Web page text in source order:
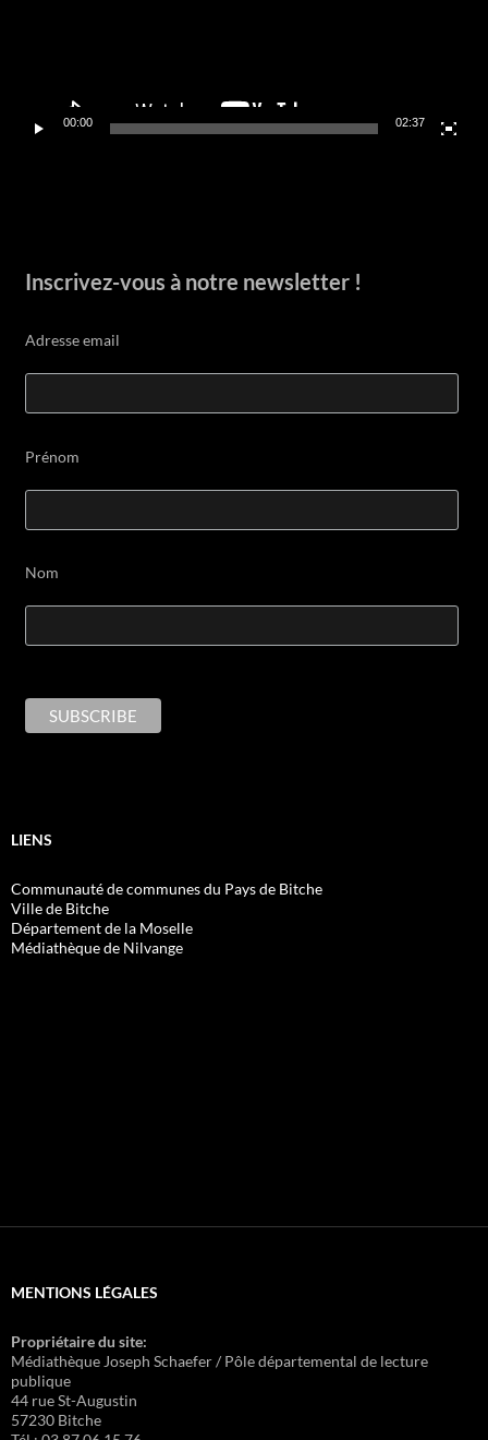
00:00 02:37
Inscrivez-vous à notre newsletter !
Adresse email
Prénom
Nom
LIENS
Communauté de communes du Pays de Bitche
Ville de Bitche
Département de la Moselle
Médiathèque de Nilvange
MENTIONS LÉGALES
Propriétaire du site:
Médiathèque Joseph Schaefer / Pôle départemental de lecture
publique
44 rue St-Augustin
57230 Bitche